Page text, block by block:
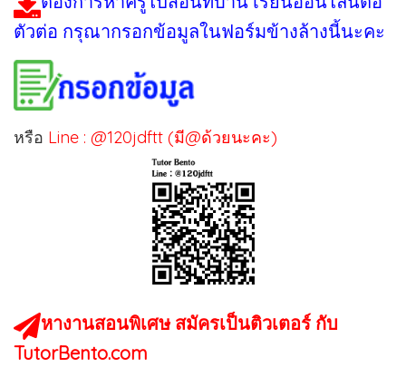
ตัวต่อ กรุณากรอกข้อมูลในฟอร์มข้างล้างนี้นะคะ
หรือ Line : @120jdftt (มี@ด้วยนะคะ)
หางานสอนพิเศษ สมัครเป็นติวเตอร์ กับ
TutorBento.com